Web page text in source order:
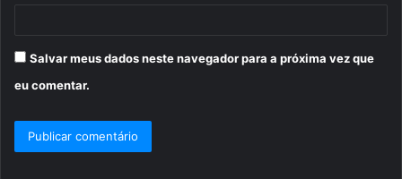
Salvar meus dados neste navegador para a próxima vez que
eu comentar.